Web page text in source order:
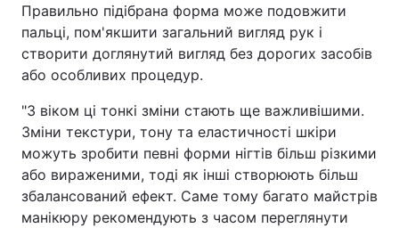
Правильно підібрана форма може подовжити
пальці, пом'якшити загальний вигляд рук і
створити доглянутий вигляд без дорогих засобів
або особливих процедур.
"З віком ці тонкі зміни стають ще важливішими.
Зміни текстури, тону та еластичності шкіри
можуть зробити певні форми нігтів більш різкими
або вираженими, тоді як інші створюють більш
збалансований ефект. Саме тому багато майстрів
манікюру рекомендують з часом переглянути